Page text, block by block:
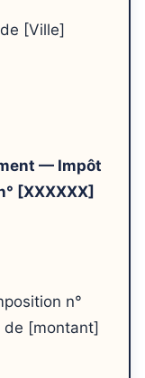
[Ville]
— Impôt
[XXXXXX]
n°
de [montant]